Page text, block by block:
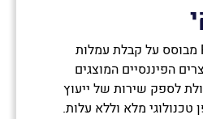
המודל העסקי של FINQ מבוסס על קבלת עמלות
הפיננסיים המוצגים
לספק שירות של ייעוץ
טכנולוגי מלא וללא עלות.